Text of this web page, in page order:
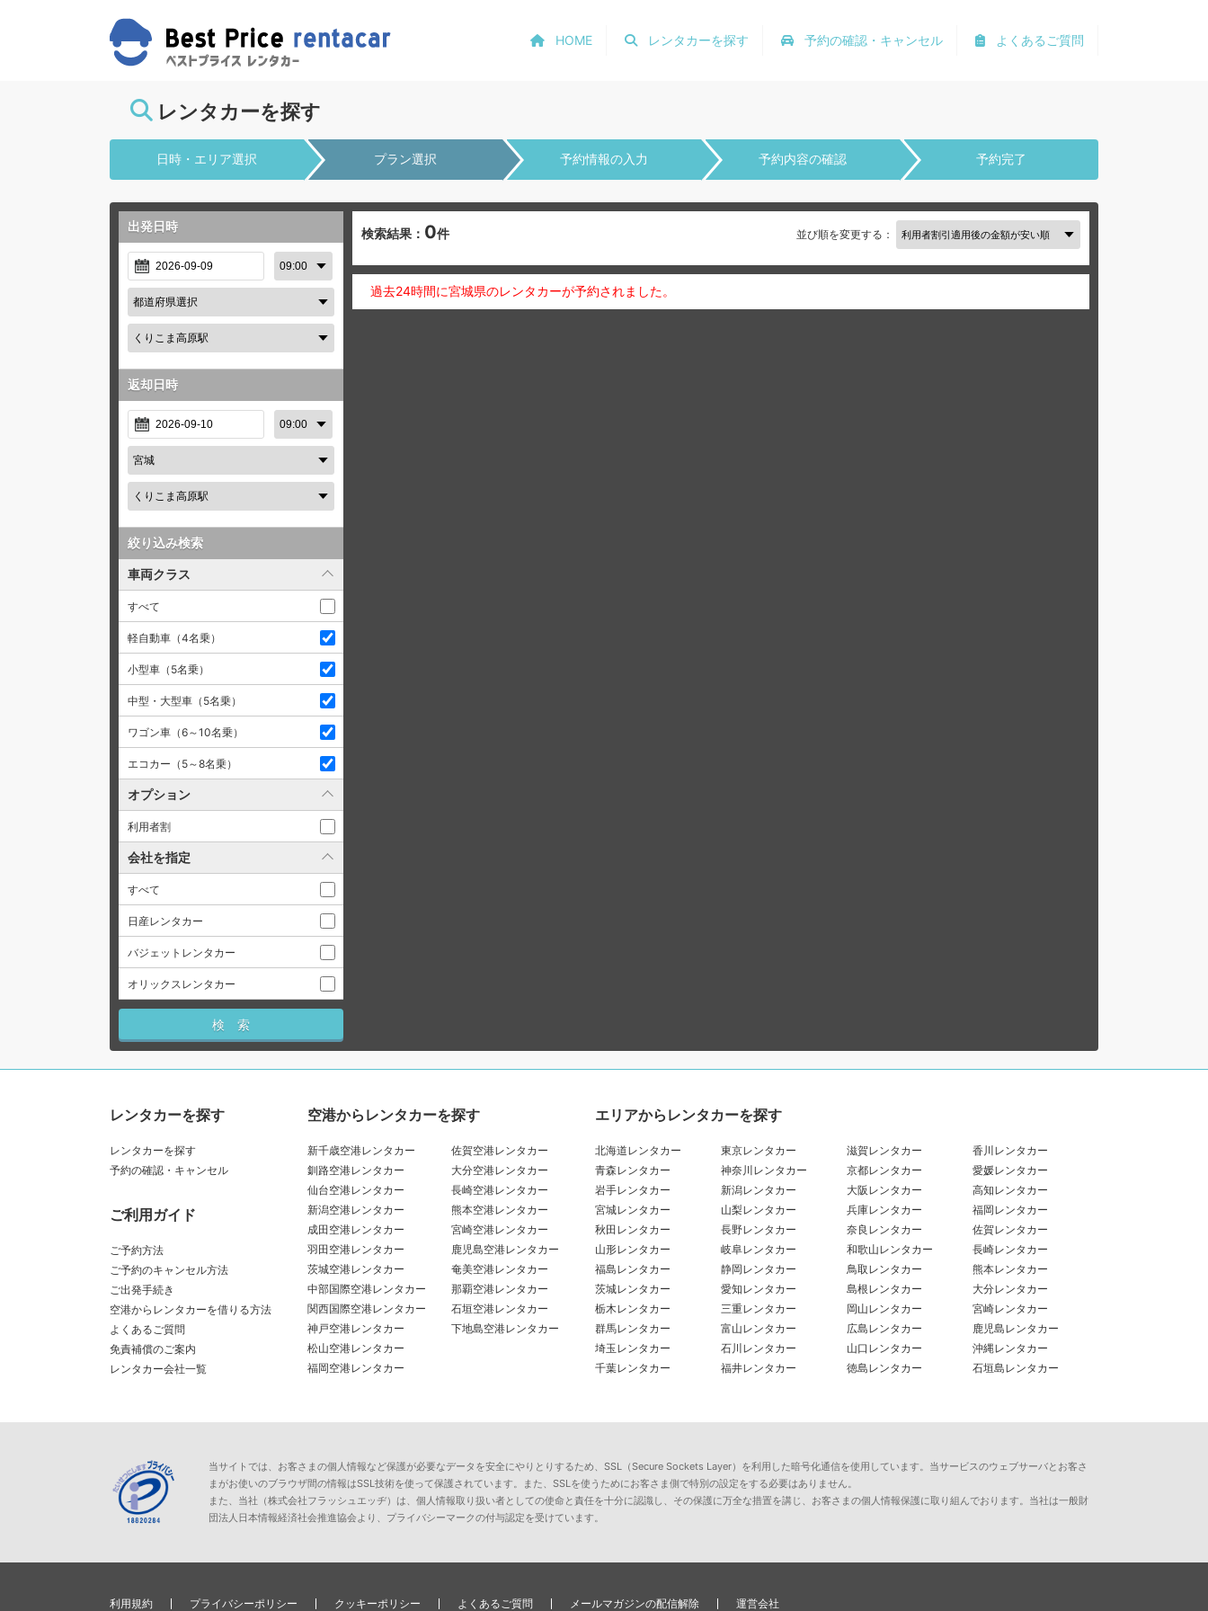
よくあるご質問
予約の確認・キャンセル
レンタカーを探す
HOME
レンタカーを探す
日時・エリア選択 プラン選択 予約情報の入力 予約内容の確認 予約完了
出発日時
返却日時
絞り込み検索
車両クラス
すべて
軽自動車（4名乗）
小型車（5名乗）
中型・大型車（5名乗）
ワゴン車（6～10名乗）
エコカー（5～8名乗）
オプション
利用者割
会社を指定
すべて
日産レンタカー
バジェットレンタカー
オリックスレンタカー
検索結果： 0件 並び順を変更する：
過去24時間に宮城県のレンタカーが予約されました。
レンタカーを探す
レンタカーを探す
予約の確認・キャンセル
ご利用ガイド
ご予約方法
ご予約のキャンセル方法
ご出発手続き
空港からレンタカーを借りる方法
よくあるご質問
免責補償のご案内
レンタカー会社一覧
空港からレンタカーを探す
新千歳空港レンタカー
釧路空港レンタカー
仙台空港レンタカー
新潟空港レンタカー
成田空港レンタカー
羽田空港レンタカー
茨城空港レンタカー
中部国際空港レンタカー
関西国際空港レンタカー
神戸空港レンタカー
松山空港レンタカー
福岡空港レンタカー
佐賀空港レンタカー
大分空港レンタカー
長崎空港レンタカー
熊本空港レンタカー
宮崎空港レンタカー
鹿児島空港レンタカー
奄美空港レンタカー
那覇空港レンタカー
石垣空港レンタカー
下地島空港レンタカー
エリアからレンタカーを探す
北海道レンタカー
青森レンタカー
岩手レンタカー
宮城レンタカー
秋田レンタカー
山形レンタカー
福島レンタカー
茨城レンタカー
栃木レンタカー
群馬レンタカー
埼玉レンタカー
千葉レンタカー
東京レンタカー
神奈川レンタカー
新潟レンタカー
山梨レンタカー
長野レンタカー
岐阜レンタカー
静岡レンタカー
愛知レンタカー
三重レンタカー
富山レンタカー
石川レンタカー
福井レンタカー
滋賀レンタカー
京都レンタカー
大阪レンタカー
兵庫レンタカー
奈良レンタカー
和歌山レンタカー
鳥取レンタカー
島根レンタカー
岡山レンタカー
広島レンタカー
山口レンタカー
徳島レンタカー
香川レンタカー
愛媛レンタカー
高知レンタカー
福岡レンタカー
佐賀レンタカー
長崎レンタカー
熊本レンタカー
大分レンタカー
宮崎レンタカー
鹿児島レンタカー
沖縄レンタカー
石垣島レンタカー
当サイトでは、お客さまの個人情報など保護が必要なデータを安全にやりとりするため、SSL（Secure Sockets Layer）を利用した暗号化通信を使用しています。当サービスのウェブサーバとお客さ
まがお使いのブラウザ間の情報はSSL技術を使って保護されています。また、SSLを使うためにお客さま側で特別の設定をする必要はありません。
また、当社（株式会社フラッシュエッヂ）は、個人情報取り扱い者としての使命と責任を十分に認識し、その保護に万全な措置を講じ、お客さまの個人情報保護に取り組んでおります。当社は一般財
団法人日本情報経済社会推進協会より、プライバシーマークの付与認定を受けています。
利用規約 プライバシーポリシー クッキーポリシー よくあるご質問 メールマガジンの配信解除 運営会社